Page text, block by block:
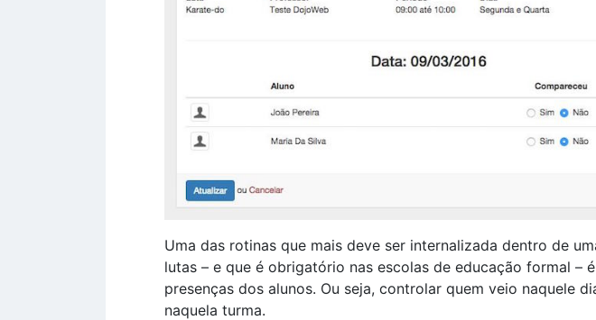
Uma das rotinas que mais deve ser internalizada dentro de
lutas – e que é obrigatório nas escolas de educação formal –
presenças dos alunos. Ou seja, controlar quem veio naquele
naquela turma.